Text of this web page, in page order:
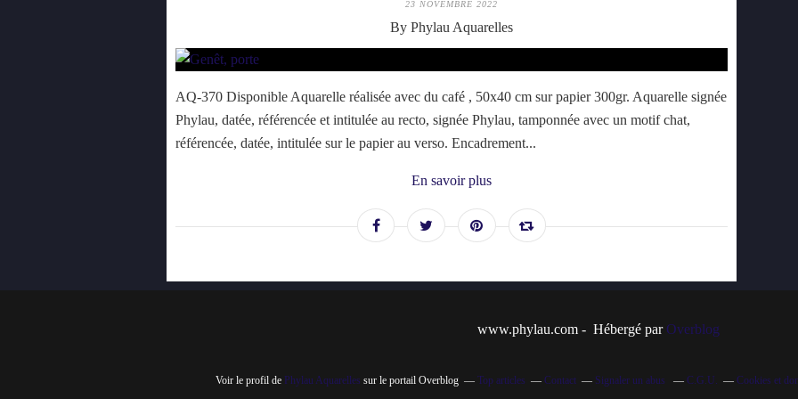
23 NOVEMBRE 2022
By Phylau Aquarelles
AQ-370 Disponible Aquarelle réalisée avec du café , 50x40 cm sur papier 300gr. Aquarelle signée
Phylau, datée, référencée et intitulée au recto, signée Phylau, tamponnée avec un motif chat,
référencée, datée, intitulée sur le papier au verso. Encadrement...
En savoir plus
www.phylau.com - Hébergé par Overblog
Voir le profil de Phylau Aquarelles sur le portail Overblog Top articles Contact Signaler un abus C.G.U. Cookies et